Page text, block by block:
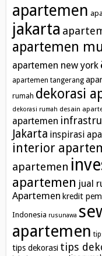
apartemen
jakarta
apartemen
apartemen new york
apartemen tangerang
rumah dekorasi
dekorasi rumah desain
apartemen
Jakarta inspirasi
interior
apartemen
apartemen jual
Apartemen kredit
Indonesia rusunawa
apartemen
tips dekorasi tips